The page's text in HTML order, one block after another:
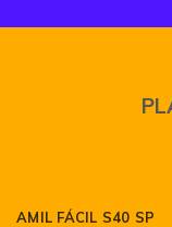
AMIL FÁCIL S40 SP